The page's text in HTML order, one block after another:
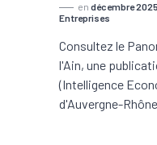
en décembre
Entreprises
Consultez le
l'Ain, une
(Intelligence
d'Auvergne-